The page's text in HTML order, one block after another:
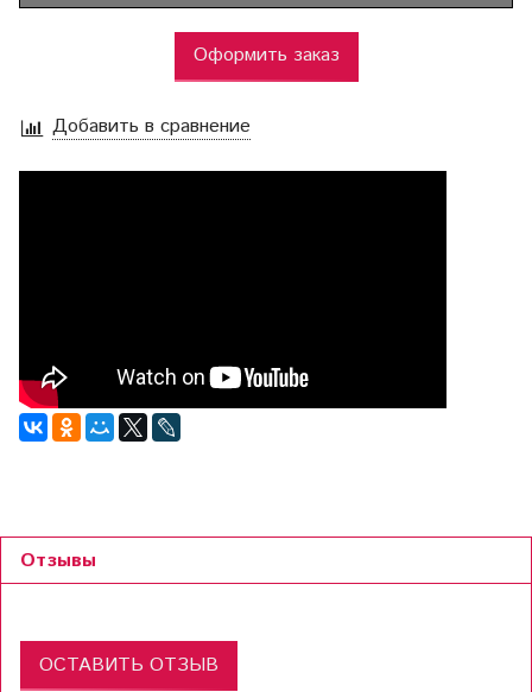
Оформить заказ
Добавить в сравнение
Отзывы
ОСТАВИТЬ ОТЗЫВ